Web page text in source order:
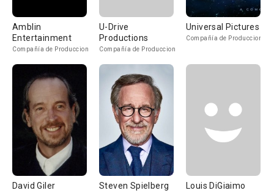
Amblin
Entertainment
Compañía de Produccion
U-Drive
Productions
Compañía de Produccion
Universal Pictures
Compañía de Produccion
David Giler Steven Spielberg Louis DiGiaimo